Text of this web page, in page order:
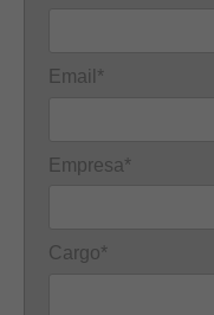
Email*
Empresa*
Cargo*